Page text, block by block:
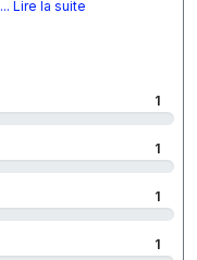
... Lire la suite
1
1
1
1